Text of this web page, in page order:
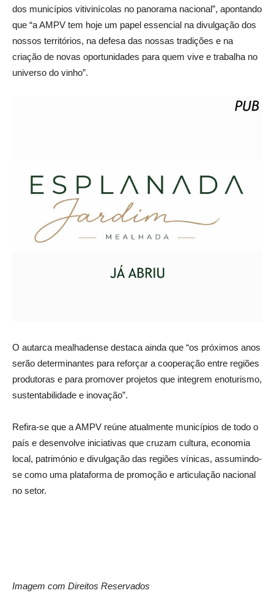
dos municípios vitivinícolas no panorama nacional”, apontando
que “a AMPV tem hoje um papel essencial na divulgação dos
nossos territórios, na defesa das nossas tradições e na
criação de novas oportunidades para quem vive e trabalha no
universo do vinho”.
O autarca mealhadense destaca ainda que “os próximos anos
serão determinantes para reforçar a cooperação entre regiões
produtoras e para promover projetos que integrem enoturismo,
sustentabilidade e inovação”.
Refira-se que a AMPV reúne atualmente municípios de todo o
país e desenvolve iniciativas que cruzam cultura, economia
local, património e divulgação das regiões vínicas, assumindo-
se como uma plataforma de promoção e articulação nacional
no setor.
Imagem com Direitos Reservados